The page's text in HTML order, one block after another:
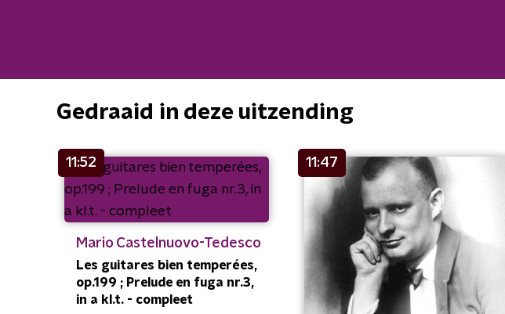
Gedraaid in deze uitzending
11:52
Mario Castelnuovo-Tedesco
Les guitares bien temperées,
op.199 ; Prelude en fuga nr.3,
in a kl.t. - compleet
11:47